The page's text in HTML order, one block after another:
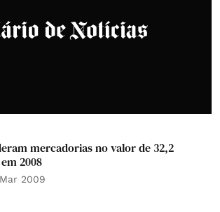
mercadorias no valor de 32,2
2008
2009